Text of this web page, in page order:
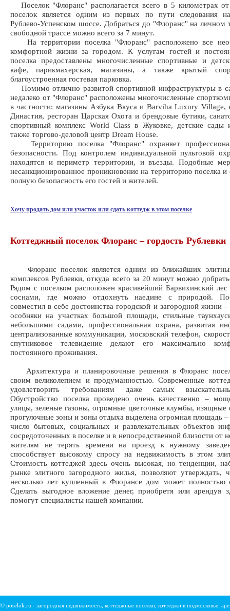
Поселок "Флоранс" располагается всего в 5 километрах
поселок является одним из первых по пути следования
Рублево-Успенском шоссе. Добраться до "Флоранс" на личном
свободной трассе можно всего за 7 минут.
На территории поселка "Флоранс" расположено все
комфортной жизни за городом. К услугам гостей и
поселка предоставлены многочисленные спортивные и
кафе, парикмахерская, магазины, а также крытый
благоустроенная гостевая парковка.
Помимо отлично развитой спортивной инфраструктуры в
недалеко от "Флоранс" расположены многочисленные
в частности: магазины Азбука Вкуса и Barviha Luxury Village,
Династия, ресторан Царская Охота и брендовые бутики,
спортивный комплекс World Class в Жуковке, детские сады
также торгово-деловой центр Dream House.
Территорию поселка "Флоранс" охраняет
безопасности. Под контролем индивидуальной пультовой
находятся и периметр территории, и въезды. Подобные
несанкционированное проникновение на территорию поселка и
полную безопасность его гостей и жителей.
Хочу продать дом или участок или сдать коттедж в этом поселке
Коттеджный поселок Флоранс – гордость Рублевки
Флоранс поселок является одним из ближайших
комплексов Рублевки, откуда всего за 20 минут можно
Рядом с поселком расположен красивейший Барвихинский
соснами, где можно отдохнуть наедине с природой.
совместил в себе достоинства городской и загородной жизни
особняки на участках большой площади, стильные
небольшими садами, профессиональная охрана, развитая
централизованные коммуникации, московский телефон,
спутниковое телевидение делают его максимально
постоянного проживания.
Архитектура и планировочные решения в Флоранс
своим великолепием и продуманностью. Современные
удовлетворить требованиям даже самых
Обустройство поселка проведено очень качественно –
улицы, зеленые газоны, огромные цветочные клумбы,
прогулочные зоны и зоны отдыха выделена огромная площадь
число бытовых, социальных и развлекательных объектов
сосредоточенных в поселке и в непосредственной близости от
жителям не терять времени на проезд к нужному
способствует высокому спросу на недвижимость в этом
Стоимость коттеджей здесь очень высокая, но тенденции,
рынке элитного загородного жилья, позволяют утверждать,
несколько лет купленный в Флорансе дом может полностью
Сделать выгодное вложение денег, приобретя или арендуя
помогут специалисты нашей компании.
© poselok.ru - загородная недвижимость, коттеджные поселки, коттеджи в подмосковье,